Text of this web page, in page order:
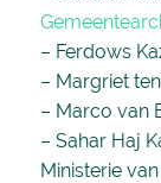
– Ferdows
– Margriet
– Marco van
– Sahar Haj
Ministerie